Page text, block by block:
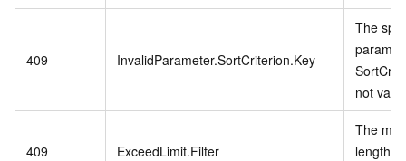
409 InvalidParameter.SortCriterion.Key
The
not valid.
409 ExceedLimit.Filter
The
length